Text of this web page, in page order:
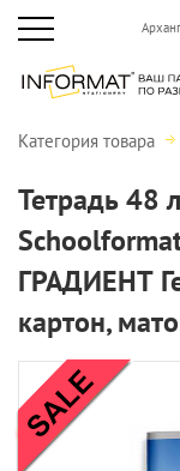
Категория товара
Тетрадь 48
ГРАДИЕНТ
картон,